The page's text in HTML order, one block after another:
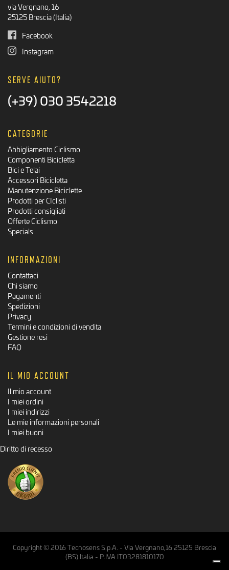
via Vergnano, 16
25125 Brescia (Italia)
Facebook
Instagram
SERVE AIUTO?
(+39) 030 3542218
CATEGORIE
Abbigliamento Ciclismo
Componenti Bicicletta
Bici e Telai
Accessori Bicicletta
Manutenzione Biciclette
Prodotti per CIclisti
Prodotti consigliati
Offerte Ciclismo
Specials
INFORMAZIONI
Contattaci
Chi siamo
Pagamenti
Spedizioni
Privacy
Termini e condizioni di vendita
Gestione resi
FAQ
IL MIO ACCOUNT
Il mio account
I miei ordini
I miei indirizzi
Le mie informazioni personali
I miei buoni
Diritto di recesso
Copyright © 2016 Tecnosens S.p.A. - Via Vergnano,16 25125 Brescia
(BS) Italia - P.IVA IT03281810170